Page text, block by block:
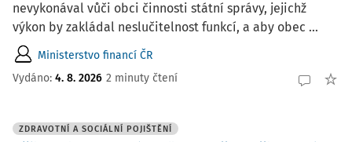
nevykonával vůči obci činnosti státní správy, jejichž
výkon by zakládal neslučitelnost funkcí, a aby obec ...
Ministerstvo financí ČR
Vydáno: 4. 8. 2026 2 minuty čtení
ZDRAVOTNÍ A SOCIÁLNÍ POJIŠTĚNÍ